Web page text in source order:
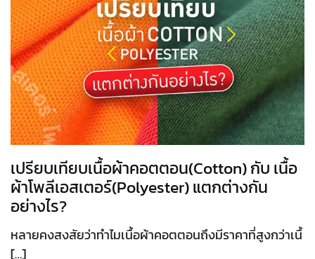
เปรียบเทียบเนื้อผ้าคอตตอน(Cotton) กับ เนื้อ
ผ้าโพลีเอสเตอร์(Polyester) แตกต่างกัน
อย่างไร?
หลายคงสงสัยว่าทำไมเนื้อผ้าคอตตอนถึงมีราคาที่สูงกว่าเนื้
[…]